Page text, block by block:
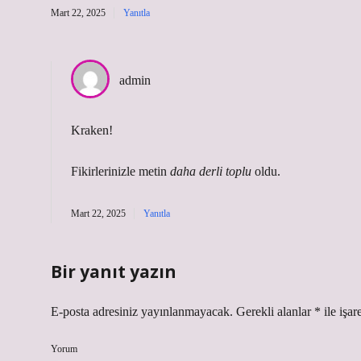
Mart 22, 2025 Yanıtla
admin
Kraken!
Fikirlerinizle metin daha derli toplu oldu.
Mart 22, 2025 Yanıtla
Bir yanıt yazın
E-posta adresiniz yayınlanmayacak. Gerekli alanlar * ile
Yorum